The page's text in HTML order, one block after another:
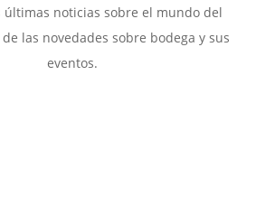
últimas noticias sobre el mundo del
las novedades sobre bodega y sus
eventos.